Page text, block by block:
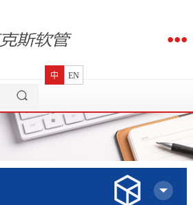
中 EN